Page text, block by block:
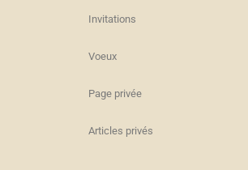
Invitations
Voeux
Page privée
Articles privés